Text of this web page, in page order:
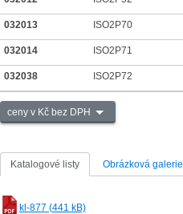
032013 ISO2P70
032014 ISO2P71
032038 ISO2P72
ceny v Kč bez DPH
Katalogové listy Obrázková galerie
kl-877 (441 kB)